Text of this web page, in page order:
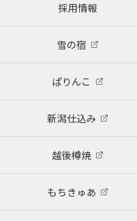
採用情報
雪の宿
ぱりんこ
新潟仕込み
越後樽焼
もちきゅあ